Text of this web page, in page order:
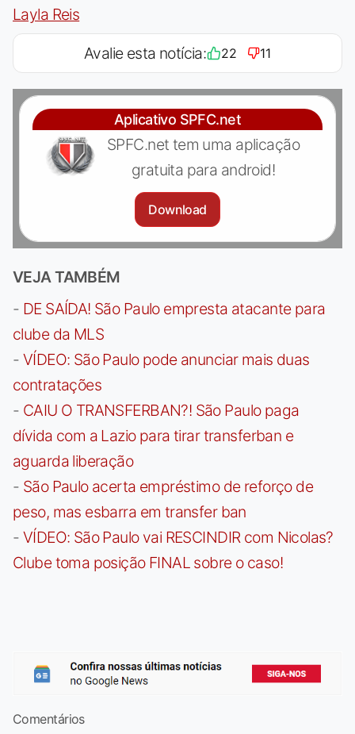
Layla Reis
Avalie esta notícia: 22 11
Aplicativo SPFC.net
SPFC.net tem uma aplicação
gratuita para android!
Download
VEJA TAMBÉM
- DE SAÍDA! São Paulo empresta atacante para
clube da MLS
- VÍDEO: São Paulo pode anunciar mais duas
contratações
- CAIU O TRANSFERBAN?! São Paulo paga
dívida com a Lazio para tirar transferban e
aguarda liberação
- São Paulo acerta empréstimo de reforço de
peso, mas esbarra em transfer ban
- VÍDEO: São Paulo vai RESCINDIR com Nicolas?
Clube toma posição FINAL sobre o caso!
Comentários